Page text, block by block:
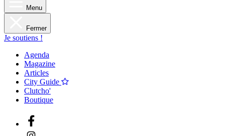
Menu
Fermer
Je soutiens !
Agenda
Magazine
Articles
City Guide
Clutcho'
Boutique